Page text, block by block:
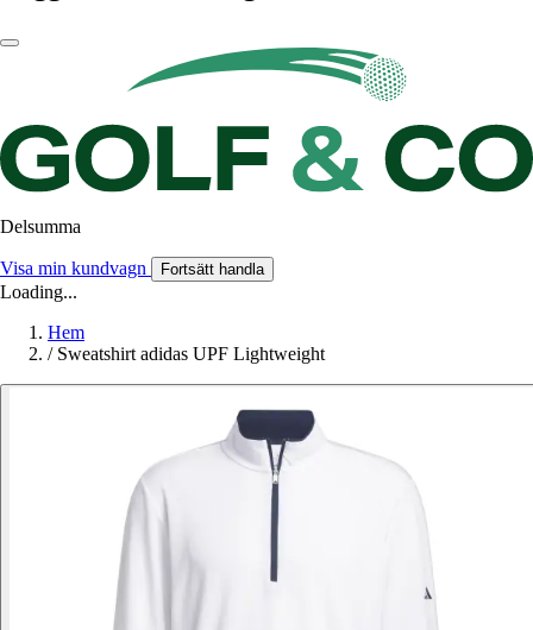
Delsumma
Visa min kundvagn Fortsätt handla
Loading...
Hem
/ Sweatshirt adidas UPF Lightweight